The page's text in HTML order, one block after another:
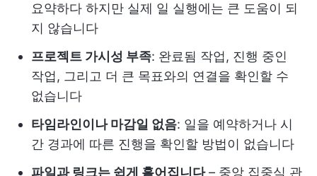
요약하다 하지만 실제 일 실행에는 큰 도움이 되
지 않습니다
프로젝트 가시성 부족: 완료됨 작업, 진행 중인
작업, 그리고 더 큰 목표와의 연결을 확인할 수
없습니다
타임라인이나 마감일 없음: 일을 예약하거나 시
간 경과에 따른 진행을 확인할 방법이 없습니다
파일과 링크는 쉽게 흩어집니다– 중앙 집중식 관